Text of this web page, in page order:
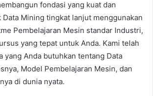
fondasi yang kuat dan
Data Mining tingkat lanjut menggunakan
Pembelajaran Mesin standar Industri,
yang tepat untuk Anda. Kami telah
yang Anda butuhkan tentang Data
Model Pembelajaran Mesin, dan
di dunia nyata.